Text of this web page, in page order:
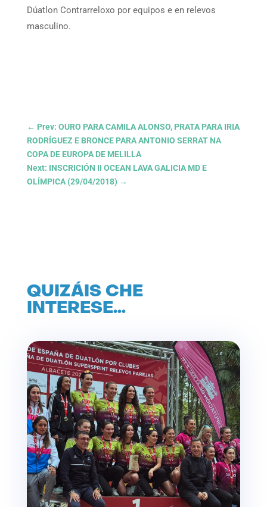
Dúatlon Contrarreloxo por equipos e en relevos
masculino.
← Prev: OURO PARA CAMILA ALONSO, PRATA PARA IRIA
RODRÍGUEZ E BRONCE PARA ANTONIO SERRAT NA
COPA DE EUROPA DE MELILLA
Next: INSCRICIÓN II OCEAN LAVA GALICIA MD E
OLÍMPICA (29/04/2018) →
QUIZÁIS CHE
INTERESE…